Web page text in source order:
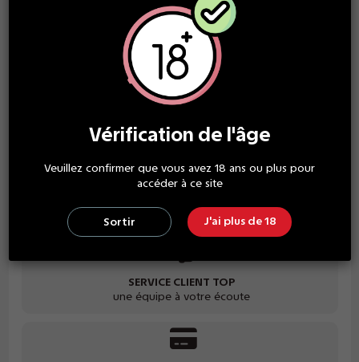
à partir de 30€ d'achat
SERVICE CLIENT TOP
une équipe à votre écoute
Vérification de l'âge
Veuillez confirmer que vous avez 18 ans ou plus pour
accéder à ce site
Sortir J'ai plus de 18